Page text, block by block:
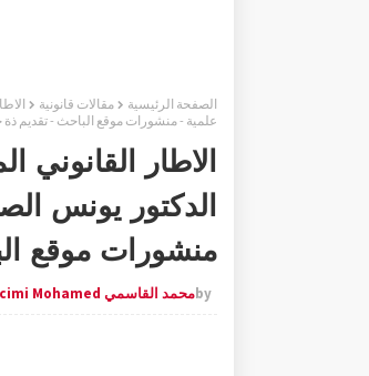
الصفحة الرئيسية مقالات قانونية
علمية - منشورات موقع الباحث - تقديم ذة
الاطار القانوني
منشورات موقع
byمحمد القاسمي Al kacimi Mohamed